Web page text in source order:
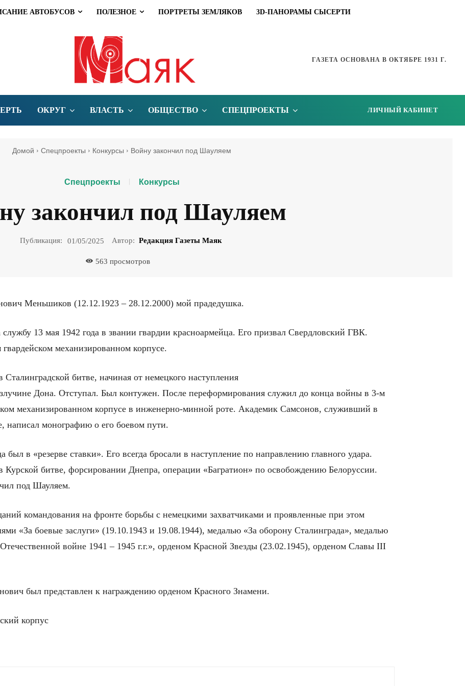
АВТОБУСОВ ПОЛЕЗНОЕ ПОРТРЕТЫ ЗЕМЛЯКОВ 3D-ПАНОРАМЫ СЫСЕРТИ
ГАЗЕТА ОСНОВАНА В ОКТЯБРЕ 1931 Г.
ОКРУГ ВЛАСТЬ ОБЩЕСТВО СПЕЦПРОЕКТЫ ЛИЧНЫЙ КАБИНЕТ
Домой Спецпроекты Конкурсы Войну закончил под Шауляем
Спецпроекты Конкурсы
закончил под Шауляем
Публикация: 01/05/2025 Автор: Редакция Газеты Маяк
563 просмотров
Меньшиков (12.12.1923 – 28.12.2000) мой прадедушка.
13 мая 1942 года в звании гвардии красноармейца. Его призвал Свердловский ГВК.
механизированном корпусе.
Сталинградской битве, начиная от немецкого наступления
Дона. Отступал. Был контужен. После переформирования служил до конца войны в 3-м
механизированном корпусе в инженерно-минной роте. Академик Самсонов, служивший в
написал монографию о его боевом пути.
был в «резерве ставки». Его всегда бросали в наступление по направлению главного удара.
Курской битве, форсировании Днепра, операции «Багратион» по освобождению Белоруссии.
под Шауляем.
командования на фронте борьбы с немецкими захватчиками и проявленные при этом
«За боевые заслуги» (19.10.1943 и 19.08.1944), медалью «За оборону Сталинграда», медалью
войне 1941 – 1945 г.г.», орденом Красной Звезды (23.02.1945), орденом Славы III
был представлен к награждению орденом Красного Знамени.
корпус